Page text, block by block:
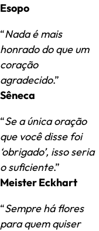
Esopo
“Nada é mais
honrado do que um
coração
agradecido.”
Sêneca
“Se a única oração
que você disse foi
‘obrigado’, isso seria
o suficiente.”
Meister Eckhart
“Sempre há flores
para quem quiser